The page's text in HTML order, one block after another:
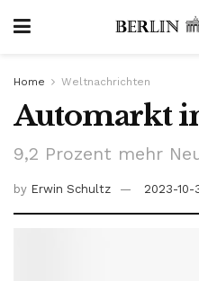
Home Weltnachrichten
Automarkt
9,2 Prozent mehr
by Erwin Schultz 2023-10-